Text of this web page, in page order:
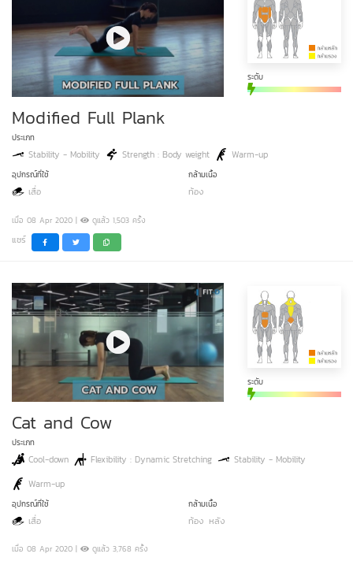
ระดับ
Modified Full Plank
ประเภท
Stability - Mobility Strength : Body weight Warm-up
อุปกรณ์ที่ใช้
เสื่อ
กล้ามเนื้อ
ท้อง
เมื่อ 08 Apr 2020 | ดูแล้ว 1,503 ครั้ง
แชร์
ระดับ
Cat and Cow
ประเภท
Cool-down Flexibility : Dynamic Stretching
Stability - Mobility
Warm-up
อุปกรณ์ที่ใช้
เสื่อ
กล้ามเนื้อ
ท้อง หลัง
เมื่อ 08 Apr 2020 | ดูแล้ว 3,768 ครั้ง